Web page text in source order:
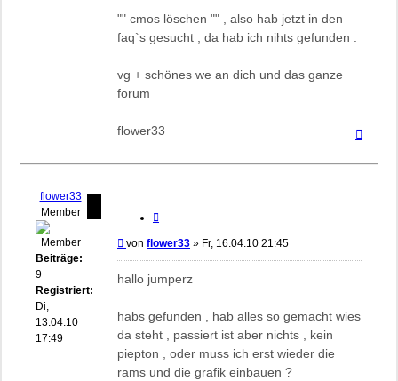
"" cmos löschen "" , also hab jetzt in den
faq`s gesucht , da hab ich nihts gefunden .
vg + schönes we an dich und das ganze
forum
flower33
flower33
Member
Beiträge:
9
Registriert:
Di,
13.04.10
17:49
Beitrag
von flower33 » Fr, 16.04.10 21:45
hallo jumperz
habs gefunden , hab alles so gemacht wies
da steht , passiert ist aber nichts , kein
piepton , oder muss ich erst wieder die
rams und die grafik einbauen ?